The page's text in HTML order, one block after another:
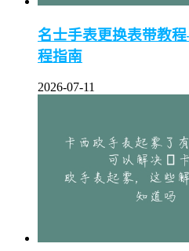
名士手表更换表带教
程指南
2026-07-11